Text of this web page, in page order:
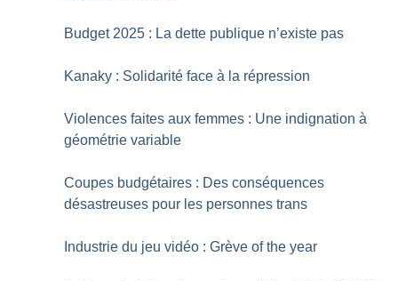
Budget 2025 : La dette publique n’existe pas
Kanaky : Solidarité face à la répression
Violences faites aux femmes : Une indignation à
géométrie variable
Coupes budgétaires : Des conséquences
désastreuses pour les personnes trans
Industrie du jeu vidéo : Grève of the year